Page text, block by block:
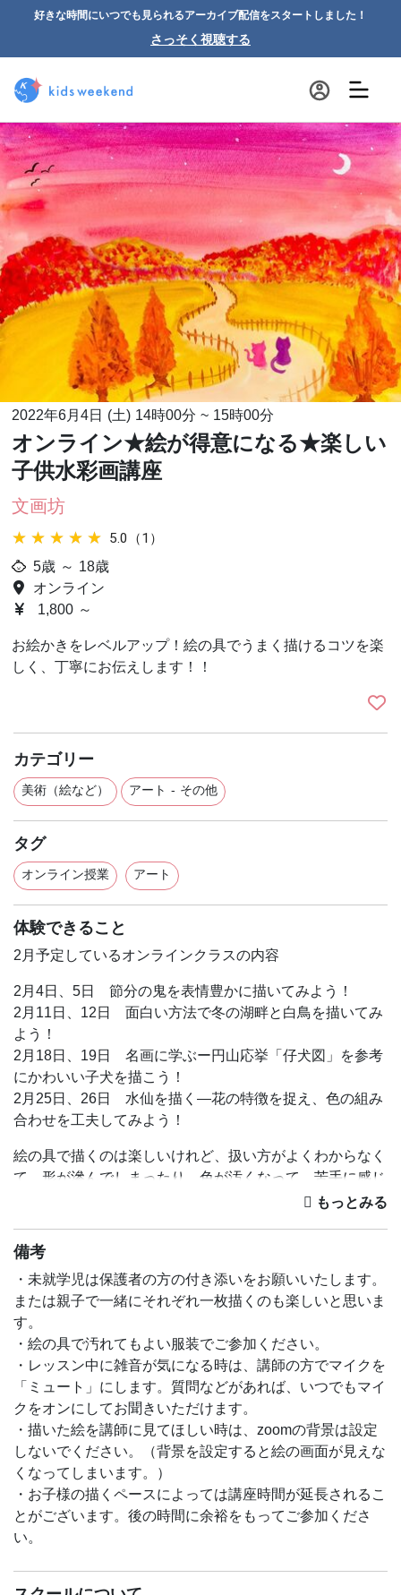
好きな時間にいつでも見られるアーカイブ配信をスタートしました！
さっそく視聴する
2022年6月4日 (土) 14時00分 ~ 15時00分
オンライン★絵が得意になる★楽しい
子供水彩画講座
文画坊
★★★★★
★★★★★ 5.0（1）
5歳 ～ 18歳
オンライン
1,800 ～
お絵かきをレベルアップ！絵の具でうまく描けるコツを楽
しく、丁寧にお伝えします！！
カテゴリー
美術（絵など） アート - その他
タグ
オンライン授業 アート
体験できること
2月予定しているオンラインクラスの内容
2月4日、5日 節分の鬼を表情豊かに描いてみよう！
2月11日、12日 面白い方法で冬の湖畔と白鳥を描いてみ
よう！
2月18日、19日 名画に学ぶー円山応挙「仔犬図」を参考
にかわいい子犬を描こう！
2月25日、26日 水仙を描く―花の特徴を捉え、色の組み
合わせを工夫してみよう！
絵の具で描くのは楽しいけれど、扱い方がよくわからなく
て、形が滲んでしまったり、色が汚くなって、苦手に感じ
から、思うように描けずにぐちゃぐちゃになってしまっ
て、もったいないことがよくあります。
この講座では、
筆の持ち方、
絵の具の混ぜ方、
水を入れる量、
絵の具の塗り方、
などの基本的なことをわかりやすく、しっかりお伝えしま
す。
基本の画材の使い方がわかれば、
描きやすくなって、描くのが楽しくなるし、絵のアイディ
アもより豊かになり、表現も広がります。
一回の講座で絵を一枚仕上げます。
動物や風景など毎回テーマがかわります。学校では教えて
くれないような様々な技法も応用していきます。
備考
・未就学児は保護者の方の付き添いをお願いいたします。
または親子で一緒にそれぞれ一枚描くのも楽しいと思いま
す。
・絵の具で汚れてもよい服装でご参加ください。
・レッスン中に雑音が気になる時は、講師の方でマイクを
「ミュート」にします。質問などがあれば、いつでもマイ
クをオンにしてお聞きいただけます。
・描いた絵を講師に見てほしい時は、zoomの背景は設定
しないでください。（背景を設定すると絵の画面が見えな
くなってしまいます。）
・お子様の描くペースによっては講座時間が延長されるこ
とがございます。後の時間に余裕をもってご参加くださ
い。